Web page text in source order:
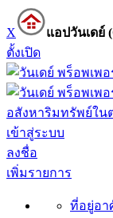
X แอปวันเดย์
ตั้งเปิด
อสังหาริมทรัพย์ใน
เข้าสู่ระบบ
ลงชื่อ
เพิ่มรายการ
ที่อยู่อา